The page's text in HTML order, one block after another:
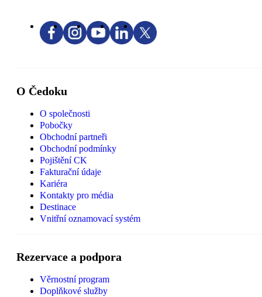
O Čedoku
O společnosti
Pobočky
Obchodní partneři
Obchodní podmínky
Pojištění CK
Fakturační údaje
Kariéra
Kontakty pro média
Destinace
Vnitřní oznamovací systém
Rezervace a podpora
Věrnostní program
Doplňkové služby